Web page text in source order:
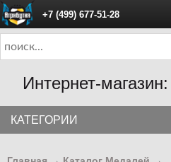
+7 (499) 677-51-28
ПН - ПТ с 10:00 до
Интернет-магазин:
КАТЕГОРИИ